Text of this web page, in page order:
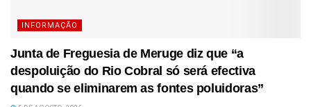
INFORMAÇÃO
Junta de Freguesia de Meruge diz que “a
despoluição do Rio Cobral só será efectiva
quando se eliminarem as fontes poluidoras”